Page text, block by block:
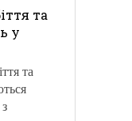
та
у
та